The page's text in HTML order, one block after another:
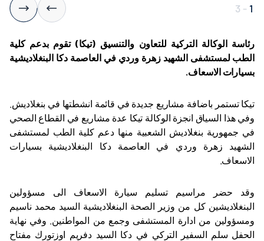
1
-
3
رئاسة الوكالة التركية للتعاون والتنسيق (تيكا) تقوم بدعم كلية
الطب لمستشفى الشهيد زهرة وردي في العاصمة دكا البنغلاديشية
بسيارات الاسعاف.
تيكا تستمر باضافة مشاريع جديدة في قائمة انشطتها في بنغلاديش.
وفي هذا السياق انجزة الوكالة تيكا عدة مشاريع في القطاع الصحي
في جمهورية بنغلاديش الشعبية منها دعم كلية الطب لمستشفى
الشهيد زهرة وردي في العاصمة دكا البنغلاديشية بسيارات
الاسعاف.
وقد حضر مراسيم تسليم سيارة الاسعاف الى مسؤولين
البنغلاديشين كل من وزير الصحة البنغلاديشية السيد محمد ناسيم
ومسؤولين من ادارة المستشفى وجمع من المواطنين. وفي نهاية
الحفل سلم السفير التركي في دكا السيد دفريم اوزتورك مفتاح